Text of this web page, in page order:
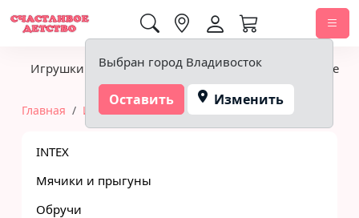
Выбран город Владивосток
Оставить Изменить
Игрушки Детское питание Подгузники, гигиена
Главная Игрушки Товары для спорта и отдыха
INTEX
Мячики и прыгуны
Обручи